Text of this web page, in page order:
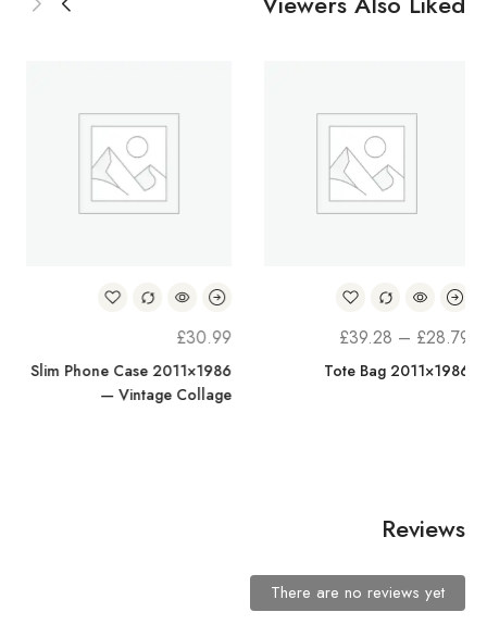
£
PRICE
RANGE:
1986×2011 Slim Phone Case
— Vintage Collage
Case –
Reviews
There are no reviews yet